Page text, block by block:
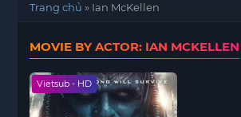
Trang chủ » Ian McKellen
MOVIE BY ACTOR: IAN MCKELLEN
Vietsub - HD